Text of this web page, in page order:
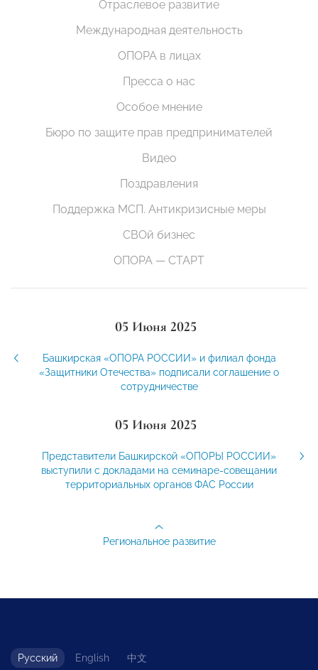
Отраслевое развитие
Международная деятельность
ОПОРА в лицах
Пресса о нас
Особое мнение
Бюро по защите прав предпринимателей
Видео
Поздравления
Поддержка МСП. Антикризисные меры
СВОй бизнес
ОПОРА — СТАРТ
05 Июня 2025
Башкирская «ОПОРА РОССИИ» и филиал фонда
«Защитники Отечества» подписали соглашение о
сотрудничестве
05 Июня 2025
Представители Башкирской «ОПОРЫ РОССИИ»
выступили с докладами на семинаре-совещании
территориальных органов ФАС России
Региональное развитие
Русский English 中文